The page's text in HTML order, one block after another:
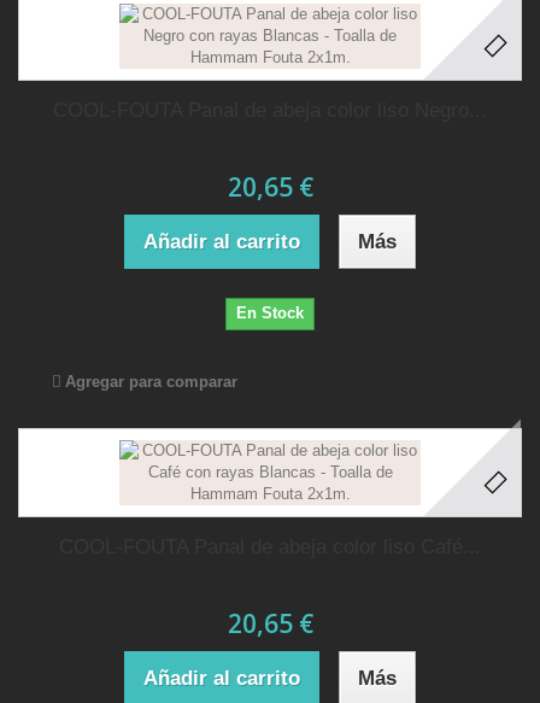
20,65 €
Añadir al carrito Más
En Stock
Agregar para comparar
20,65 €
Añadir al carrito Más